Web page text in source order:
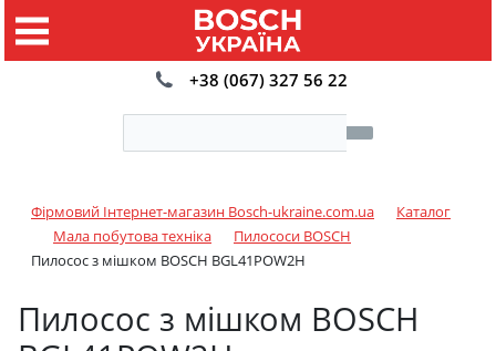
+38 (067) 327 56 22
Фірмовий Інтернет-магазин Bosch-ukraine.com.ua
Каталог
Мала побутова техніка
Пилососи BOSCH
Пилосос з мішком BOSCH BGL41POW2H
Пилосос з мішком BOSCH